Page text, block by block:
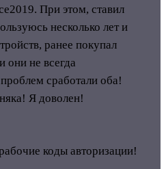
При этом, ставил
несколько лет и
ранее покупал
они не всегда
сработали оба!
Я доволен!
коды авторизации!